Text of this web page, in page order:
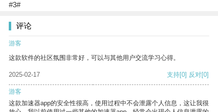
#3#
评论
游客
这款软件的社区氛围非常好，可以与其他用户交流学习心得。
2025-02-17 支持[0] 反对[0]
游客
这款加速器app的安全性很高，使用过程中不会泄露个人信息，这让我很